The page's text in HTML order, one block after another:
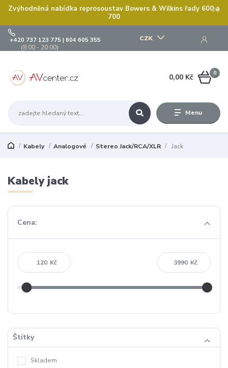
Zvýhodněná nabídka reprosoustav Bowers & Wilkins řady 600 a
700
Menu
CZK
+420 737 123 775 | 604 605 355
(8:00 - 20:00)
0
0,00 Kč
Kabely Analogové Stereo Jack/RCA/XLR Jack
Kabely jack
Cena:
Kč Kč
Štítky
Skladem